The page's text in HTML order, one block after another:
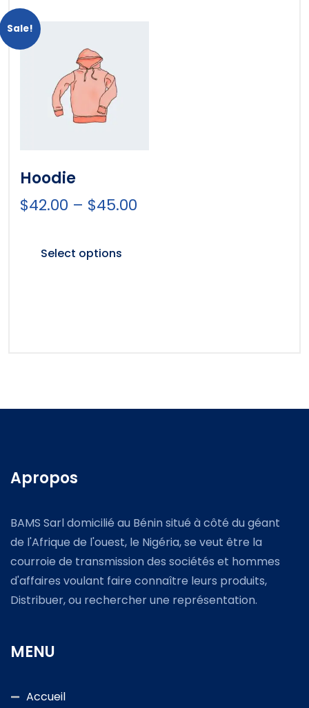
Sale!
Hoodie
$42.00 – $45.00
Select options
Apropos
BAMS Sarl domicilié au Bénin situé à côté du géant
de l'Afrique de l'ouest, le Nigéria, se veut être la
courroie de transmission des sociétés et hommes
d'affaires voulant faire connaître leurs produits,
Distribuer, ou rechercher une représentation.
MENU
Accueil